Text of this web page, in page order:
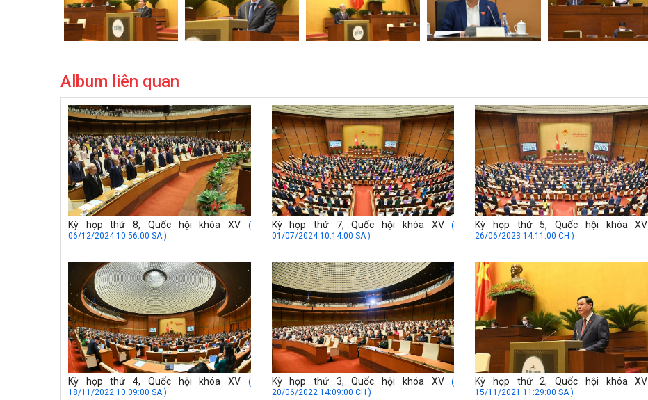
Album liên quan
Kỳ họp thứ 8, Quốc hội khóa XV (
06/12/2024 10:56:00 SA )
Kỳ họp thứ 7, Quốc hội khóa XV (
01/07/2024 10:14:00 SA )
Kỳ họp thứ 5, Quốc hội khóa XV
26/06/2023 14:11:00 CH )
Kỳ họp thứ 4, Quốc hội khóa XV (
18/11/2022 10:09:00 SA )
Kỳ họp thứ 3, Quốc hội khóa XV (
20/06/2022 14:09:00 CH )
Kỳ họp thứ 2, Quốc hội khóa XV
15/11/2021 11:29:00 SA )